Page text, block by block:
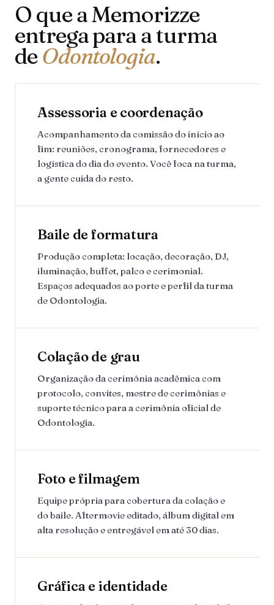
O que a Memorizze
entrega para a turma
deOdontologia.
Assessoria e coordenação
Acompanhamento da comissão do início ao
fim: reuniões, cronograma, fornecedores e
logística do dia do evento. Você foca na turma,
a gente cuida do resto.
Baile de formatura
Produção completa: locação, decoração, DJ,
iluminação, buffet, palco e cerimonial.
Espaços adequados ao porte e perfil da turma
de Odontologia.
Colação de grau
Organização da cerimônia acadêmica com
protocolo, convites, mestre de cerimônias e
suporte técnico para a cerimônia oficial de
Odontologia.
Foto e filmagem
Equipe própria para cobertura da colação e
do baile. Aftermovie editado, álbum digital em
alta resolução e entregável em até 30 dias.
Gráfica e identidade